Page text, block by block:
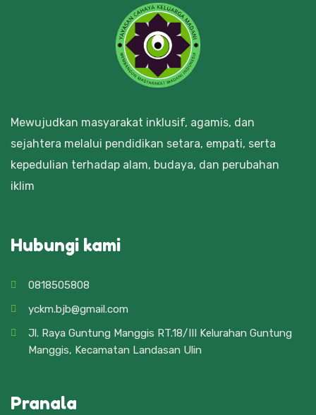
Mewujudkan masyarakat inklusif, agamis, dan
sejahtera melalui pendidikan setara, empati, serta
kepedulian terhadap alam, budaya, dan perubahan
iklim
Hubungi kami
0818505808
yckm.bjb@gmail.com
Jl. Raya Guntung Manggis RT.18/III Kelurahan Guntung
Manggis, Kecamatan Landasan Ulin
Pranala